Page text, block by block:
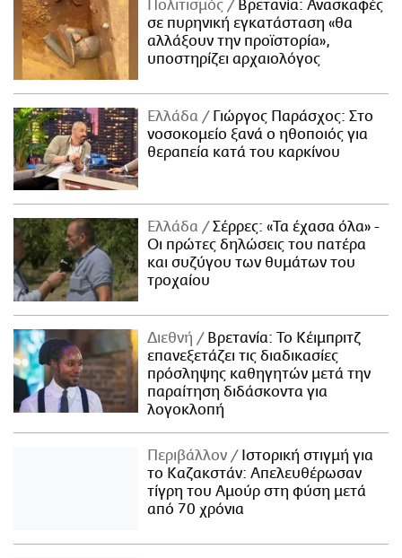
Πολιτισμός
Βρετανία: Ανασκαφές
σε πυρηνική εγκατάσταση «θα
αλλάξουν την προϊστορία»,
υποστηρίζει αρχαιολόγος
Ελλάδα
Γιώργος Παράσχος: Στο
νοσοκομείο ξανά ο ηθοποιός για
θεραπεία κατά του καρκίνου
Ελλάδα
Σέρρες: «Τα έχασα όλα» -
Οι πρώτες δηλώσεις του πατέρα
και συζύγου των θυμάτων του
τροχαίου
Διεθνή
Βρετανία: Το Κέιμπριτζ
επανεξετάζει τις διαδικασίες
πρόσληψης καθηγητών μετά την
παραίτηση διδάσκοντα για
λογοκλοπή
Περιβάλλον
Ιστορική στιγμή για
το Καζακστάν: Απελευθέρωσαν
τίγρη του Αμούρ στη φύση μετά
από 70 χρόνια